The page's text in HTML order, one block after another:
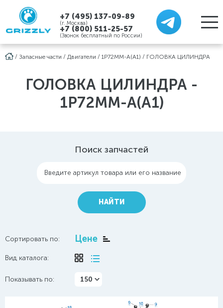
+7 (495) 137-09-89
(г. Москва)
+7 (800) 511-25-57
(Звонок бесплатный по России)
/ Запасные части / Двигатели / 1P72MM-A(A1) / ГОЛОВКА ЦИЛИНДРА
ГОЛОВКА ЦИЛИНДРА -
1P72MM-A(A1)
Поиск запчастей
Введите артикул товара или его название
НАЙТИ
Сортировать по: Цене
Вид каталога:
Показывать по: 150